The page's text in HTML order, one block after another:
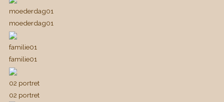
moederdag01
moederdag01
familie01
familie01
02 portret
02 portret